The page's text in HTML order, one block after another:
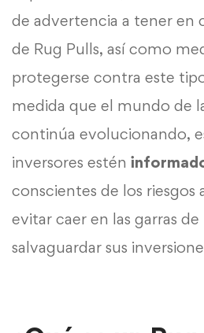
de advertencia a tener en
de Rug Pulls, así como
protegerse contra este
medida que el mundo de
continúa evolucionando,
inversores estén
conscientes de los riesgos
evitar caer en las garras
salvaguardar sus